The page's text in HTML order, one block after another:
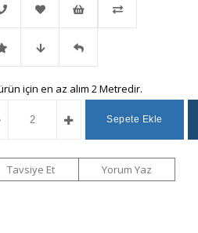
Favorilere
Ekle
İstek
Listeme
Ekle
Fiyat
Düşünce
Haber
Gelince
Haber
için en az alım 2 Metredir.
Tavsiye Et Yorum Yaz